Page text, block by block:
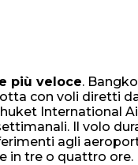
più veloce.
con voli diretti
International
Il volo
agli
in tre o quattro ore.